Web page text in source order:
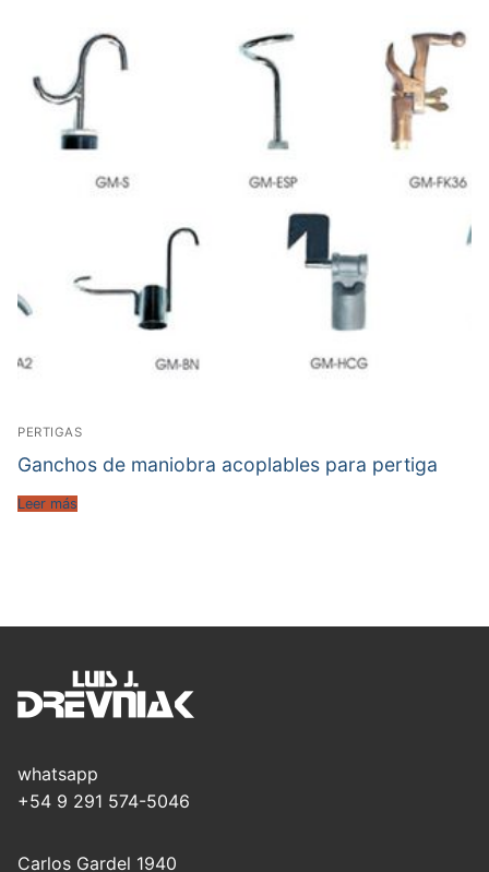
PERTIGAS
Ganchos de maniobra acoplables para pertiga
Leer más
whatsapp
+54 9 291 574-5046
Carlos Gardel 1940